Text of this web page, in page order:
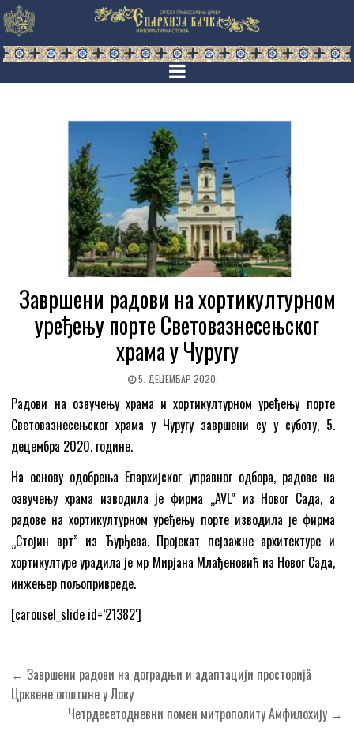
Завршени радови на хортикултурном
уређењу порте Световазнесењског
храма у Чуругу
5. ДЕЦЕМБАР 2020.
Радови на озвучењу храма и хортикултурном уређењу порте
Световазнесењског храма у Чуругу завршени су у суботу, 5.
децембра 2020. године.
На основу одобрења Епархијског управног одбора, радове на
озвучењу храма изводила је фирма „AVL” из Новог Сада, а
радове на хортикултурном уређењу порте изводила је фирма
„Стојин врт” из Ђурђева. Пројекат пејзажне архитектуре и
хортикултуре урадила је мр Мирјана Млађеновић из Новог Сада,
инжењер пољопривреде.
[carousel_slide id=’21382′]
Кретање
чланка
← Завршени радови на доградњи и адаптацији просторијâ
Црквене општине у Локу
Четрдесетодневни помен митрополиту Амфилохију →